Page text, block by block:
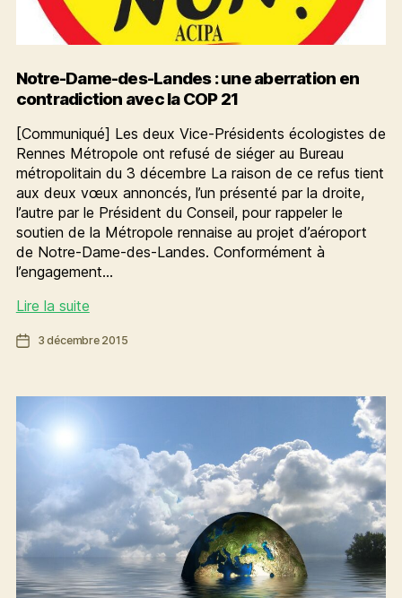
Notre-Dame-des-Landes : une aberration en
contradiction avec la COP 21
[Communiqué] Les deux Vice-Présidents écologistes de
Rennes Métropole ont refusé de siéger au Bureau
métropolitain du 3 décembre La raison de ce refus tient
aux deux vœux annoncés, l’un présenté par la droite,
l’autre par le Président du Conseil, pour rappeler le
soutien de la Métropole rennaise au projet d’aéroport
de Notre-Dame-des-Landes. Conformément à
l’engagement…
Lire la suiteNotre-
des-
contradiction
avec
COP
21
Date3 décembre 2015